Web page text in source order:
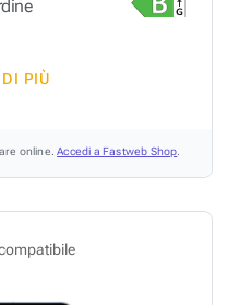
PIÙ
online.Accedi a Fastweb Shop